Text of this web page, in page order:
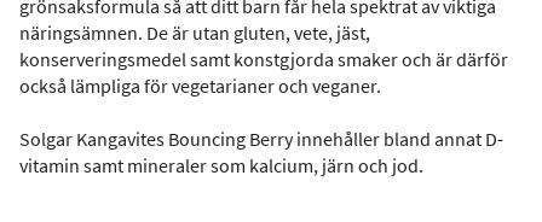
grönsaksformula så att ditt barn får hela spektrat av viktiga
näringsämnen. De är utan gluten, vete, jäst,
konserveringsmedel samt konstgjorda smaker och är därför
också lämpliga för vegetarianer och veganer.
Solgar Kangavites Bouncing Berry innehåller bland annat D-
vitamin samt mineraler som kalcium, järn och jod.